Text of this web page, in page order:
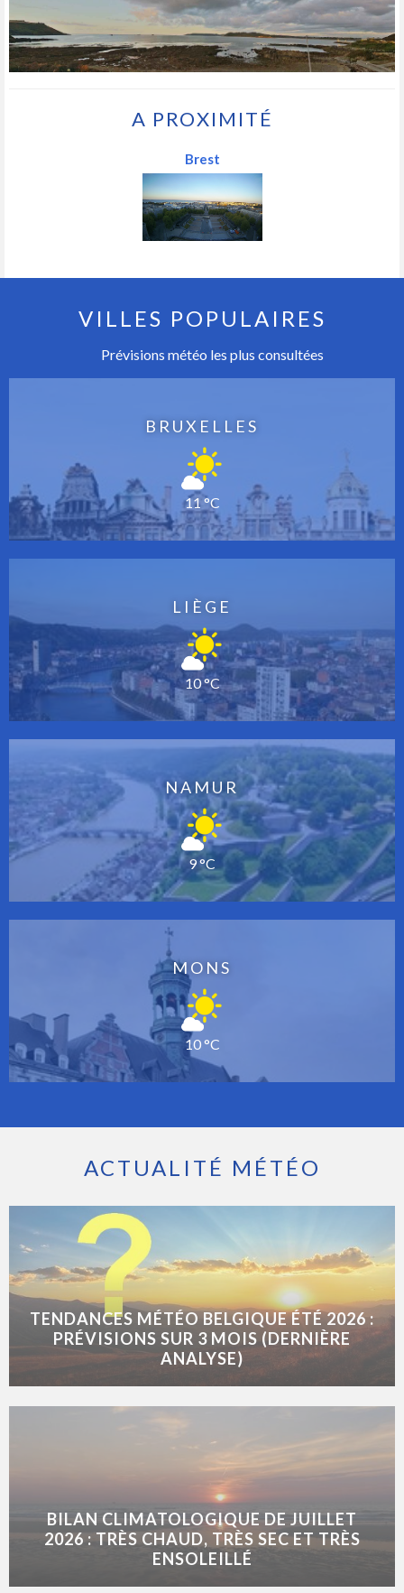
A PROXIMITÉ
Brest
VILLES POPULAIRES
Prévisions météo les plus consultées
BRUXELLES
11 °C
LIÈGE
10 °C
NAMUR
9 °C
MONS
10 °C
ACTUALITÉ MÉTÉO
TENDANCES MÉTÉO BELGIQUE ÉTÉ 2026 :
PRÉVISIONS SUR 3 MOIS (DERNIÈRE
ANALYSE)
BILAN CLIMATOLOGIQUE DE JUILLET
2026 : TRÈS CHAUD, TRÈS SEC ET TRÈS
ENSOLEILLÉ